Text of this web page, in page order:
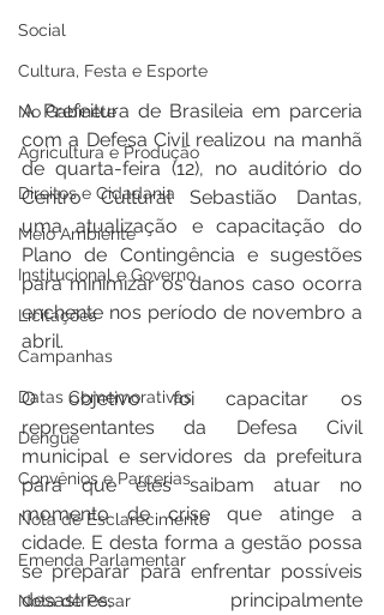
Social
Cultura, Festa e Esporte
No Gabinete
Agricultura e Produção
Direitos e Cidadania
Meio Ambiente
Institucional e Governo
Licitações
Campanhas
Datas Comemorativas
Dengue
Convênios e Parcerias
Nota de Esclarecimento
Emenda Parlamentar
Nota de Pesar
A Prefeitura de Brasileia em parceria
com a Defesa Civil realizou na manhã
de quarta-feira (12), no auditório do
Centro Cultural Sebastião Dantas,
uma atualização e capacitação do
Plano de Contingência e sugestões
para minimizar os danos caso ocorra
enchente nos período de novembro a
abril.
O objetivo foi capacitar os
representantes da Defesa Civil
municipal e servidores da prefeitura
para que eles saibam atuar no
momento de crise que atinge a
cidade. E desta forma a gestão possa
se preparar para enfrentar possíveis
desastres, principalmente